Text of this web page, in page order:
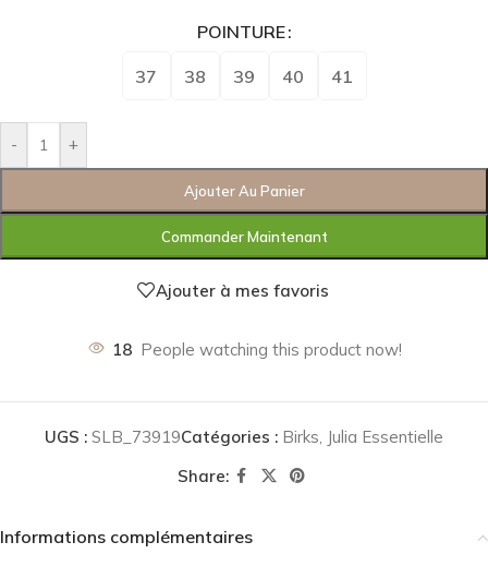
POINTURE
37 38 39 40 41
- +
Ajouter Au Panier
Commander Maintenant
Ajouter à mes favoris
18 People watching this product now!
UGS : SLB_73919Catégories : Birks, Julia Essentielle
Share:
Informations complémentaires